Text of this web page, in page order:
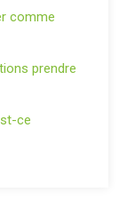
comme
prendre
ce